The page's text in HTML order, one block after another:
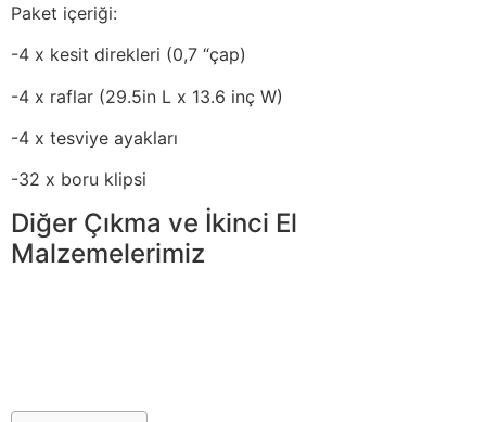
Paket içeriği:
-4 x kesit direkleri (0,7 “çap)
-4 x raflar (29.5in L x 13.6 inç W)
-4 x tesviye ayakları
-32 x boru klipsi
Diğer Çıkma ve İkinci El
Malzemelerimiz